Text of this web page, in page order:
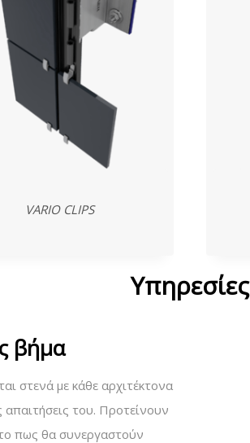
VARIO CLIPS
Υπηρεσίες
βήμα
στενά με κάθε αρχιτέκτονα
απαιτήσεις του. Προτείνουν
το πως θα συνεργαστούν